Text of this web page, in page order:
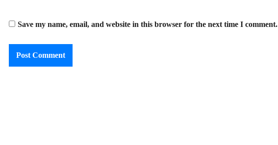
Save my name, email, and website in this browser for the next time I comment.